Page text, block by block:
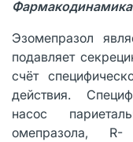
Фармакодинамика
Эзомепразол
подавляет
счёт
действия.
насос
омепразола,